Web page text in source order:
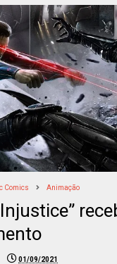
Comics Animação
01/09/2021